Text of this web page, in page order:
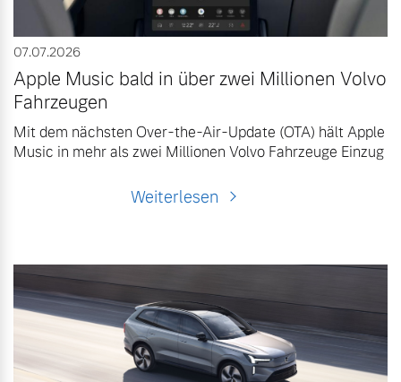
07.07.2026
Apple Music bald in über zwei Millionen Volvo
Fahrzeugen
Mit dem nächsten Over-the-Air-Update (OTA) hält Apple
Music in mehr als zwei Millionen Volvo Fahrzeuge Einzug
Weiterlesen